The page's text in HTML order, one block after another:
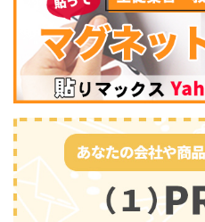
岐阜県
静岡県
愛知県
三重県
関西
滋賀県
京都府
大阪府
兵庫県
奈良県
スポーツ・運動(2745)